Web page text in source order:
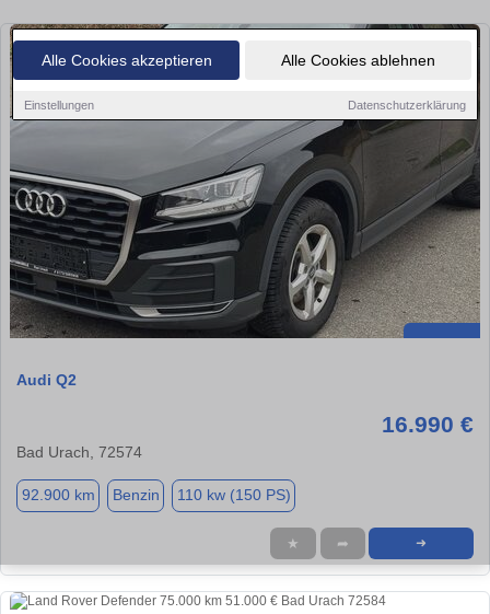
Alle Cookies akzeptieren Alle Cookies ablehnen
Einstellungen Datenschutzerklärung
Audi Q2
16.990 €
Bad Urach, 72574
92.900 km Benzin 110 kw (150 PS)
★ ➦ ➜